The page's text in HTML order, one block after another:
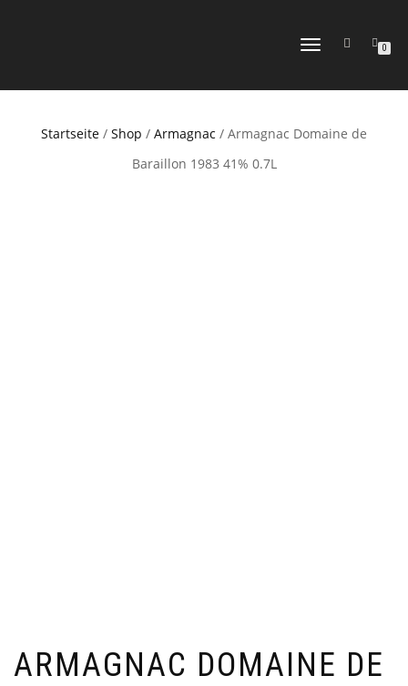
NAVIGATION
0
Startseite / Shop / Armagnac / Armagnac Domaine de
Baraillon 1983 41% 0.7L
ARMAGNAC DOMAINE DE